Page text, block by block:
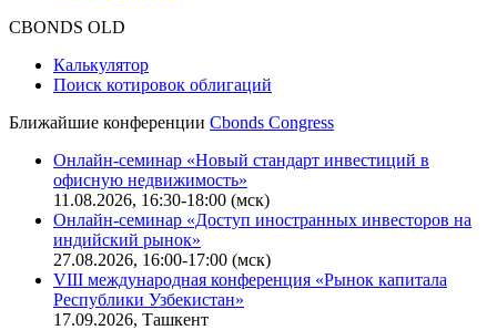
CBONDS OLD
Калькулятор
Поиск котировок облигаций
Ближайшие конференции Cbonds Congress
Онлайн-семинар «Новый стандарт инвестиций в
офисную недвижимость»
11.08.2026, 16:30-18:00 (мск)
Онлайн-семинар «Доступ иностранных инвесторов на
индийский рынок»
27.08.2026, 16:00-17:00 (мск)
VIII международная конференция «Рынок капитала
Республики Узбекистан»
17.09.2026, Ташкент